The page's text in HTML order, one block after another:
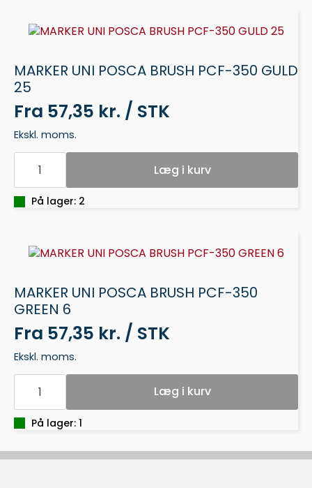
MARKER UNI POSCA BRUSH PCF-350 GULD
25
Fra 57,35 kr. / STK
Ekskl. moms.
MARKER
POSCA
BRUSH
PCF-
350
antal
Læg i kurv
På lager: 2
MARKER UNI POSCA BRUSH PCF-350
GREEN 6
Fra 57,35 kr. / STK
Ekskl. moms.
MARKER
POSCA
BRUSH
PCF-
6
Læg i kurv
På lager: 1